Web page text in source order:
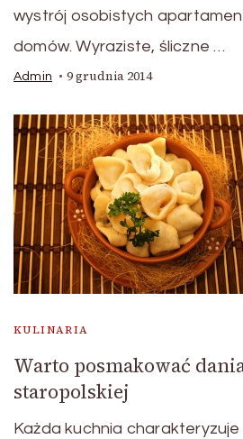
wystrój osobistych
domów. Wyraziste, śliczne …
Admin 9 grudnia 2014
KULINARIA
Warto posmakować
staropolskiej
Każda kuchnia charakteryzuje